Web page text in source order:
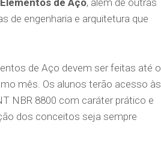
de Aço, além de outras
de engenharia e arquitetura que
de Aço devem ser feitas até o
mês. Os alunos terão acesso às
NBR 8800 com caráter prático e
dos conceitos seja sempre